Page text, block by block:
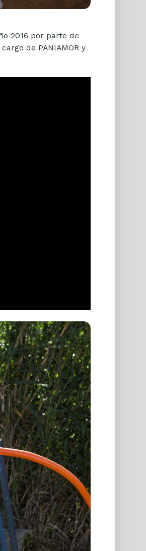
2016 por parte de
de PANIAMOR y